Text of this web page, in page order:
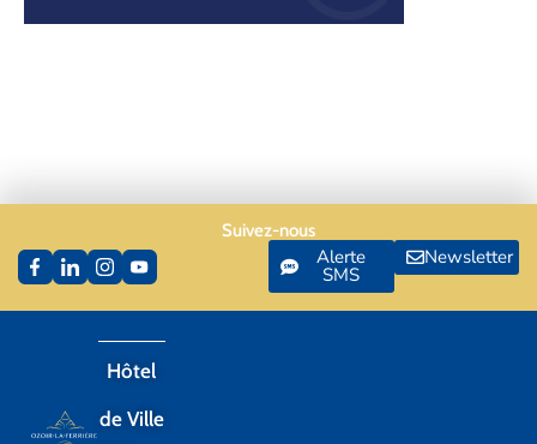
Hôtel
de Ville
Suivez-nous
Alerte
SMS
Newsletter